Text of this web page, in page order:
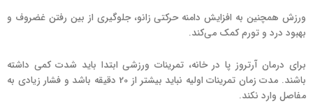
ورزش همچنین به افزایش دامنه حرکتی زانو، جلوگیری از بین رفتن غضروف و
بهبود درد و تورم کمک می‌کند.
برای درمان آرتروز پا در خانه، تمرینات ورزشی ابتدا باید شدت کمی داشته
باشند. مدت زمان تمرینات اولیه نباید بیشتر از 20 دقیقه باشد و فشار زیادی به
مفاصل وارد نکند.